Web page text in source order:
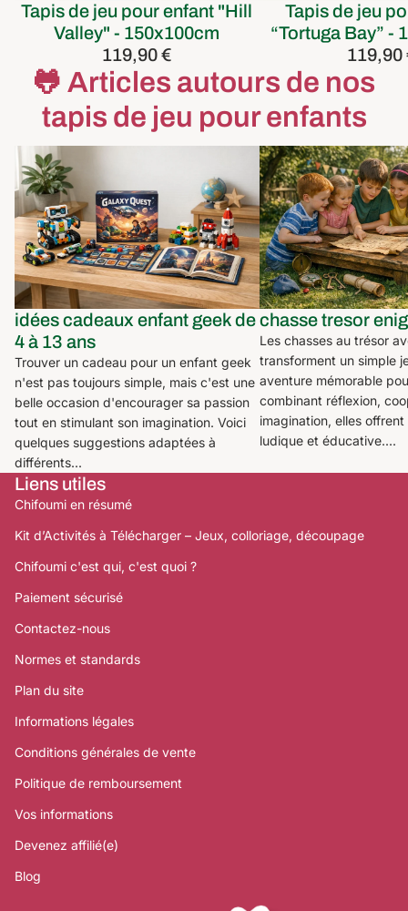
Tapis de jeu pour enfant "Hill
Valley" - 150x100cm
119,90 €
Tapis de jeu
“Tortuga Bay” -
119,90
🐸 Articles autours de nos
tapis de jeu pour enfants
idées cadeaux enfant geek de 4 à 13
ans
idées cadeaux enfant geek de
4 à 13 ans
Trouver un cadeau pour un enfant geek
n'est pas toujours simple, mais c'est une
belle occasion d'encourager sa passion
tout en stimulant son imagination. Voici
quelques suggestions adaptées à
différents...
chasse tresor enigme
chasse tresor
Les chasses au trésor
transforment un simple
aventure mémorable
combinant réflexion,
imagination, elles
ludique et éducative....
Liens utiles
Chifoumi en résumé
Kit d’Activités à Télécharger – Jeux, colloriage, découpage
Chifoumi c'est qui, c'est quoi ?
Paiement sécurisé
Contactez-nous
Normes et standards
Plan du site
Informations légales
Conditions générales de vente
Politique de remboursement
Vos informations
Devenez affilié(e)
Blog